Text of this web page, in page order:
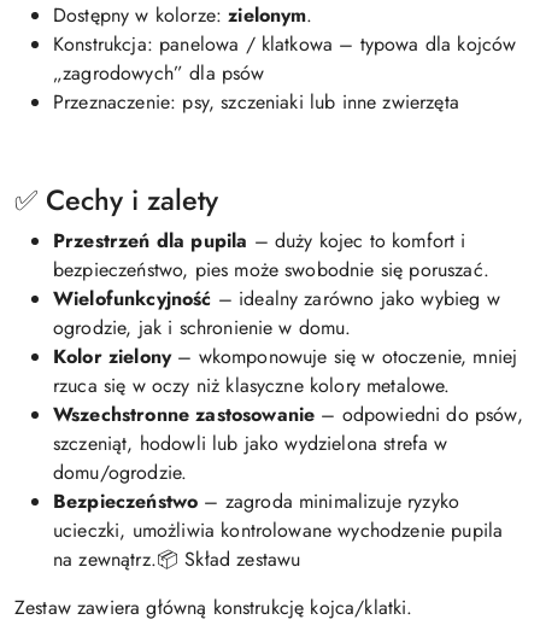
Dostępny w kolorze:zielonym.
Konstrukcja: panelowa / klatkowa – typowa dla kojców
„zagrodowych” dla psów
Przeznaczenie: psy, szczeniaki lub inne zwierzęta
✅ Cechy i zalety
Przestrzeń dla pupila – duży kojec to komfort i
bezpieczeństwo, pies może swobodnie się poruszać.
Wielofunkcyjność – idealny zarówno jako wybieg w
ogrodzie, jak i schronienie w domu.
Kolor zielony– wkomponowuje się w otoczenie, mniej
rzuca się w oczy niż klasyczne kolory metalowe.
Wszechstronne zastosowanie – odpowiedni do psów,
szczeniąt, hodowli lub jako wydzielona strefa w
domu/ogrodzie.
Bezpieczeństwo – zagroda minimalizuje ryzyko
ucieczki, umożliwia kontrolowane wychodzenie pupila
na zewnątrz.📦 Skład zestawu
Zestaw zawiera główną konstrukcję kojca/klatki.